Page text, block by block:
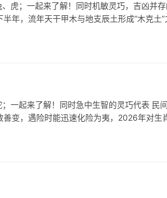
虎；一起来了解！同时机敏灵巧，吉凶并
年，流年天干甲木与地支辰土形成“木克土”
一起来了解！同时急中生智的灵巧代表 民
变，遇险时能迅速化险为夷，2026年对生